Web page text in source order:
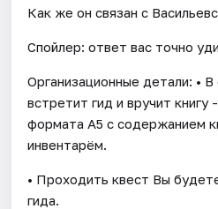
Как же он связан с
Спойлер: ответ вас точно
Организационные детали: •
встретит гид и вручит книгу
формата А5 с содержанием
инвентарём.
• Проходить квест Вы
гида.